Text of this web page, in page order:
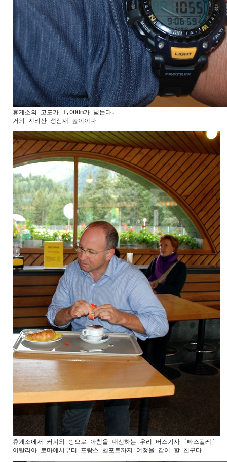
휴게소의 고도가 1,000m가 넘는다.
거의 지리산 성삼재 높이이다
휴게소에서 커피와 빵으로 아침을 대신하는 우리 버스기사 ‘빠스꽐레’
이탈리아 로마에서부터 프랑스 벨포트까지 여정을 같이 할 친구다